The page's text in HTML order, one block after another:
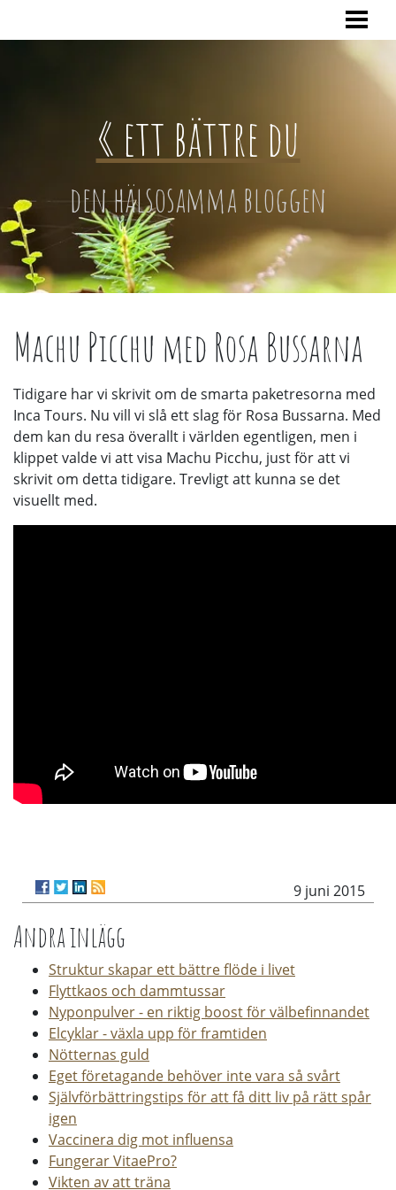
« ett bättre du
den hälsosamma bloggen
Machu Picchu med Rosa Bussarna
Tidigare har vi skrivit om de smarta paketresorna med
Inca Tours. Nu vill vi slå ett slag för Rosa Bussarna. Med
dem kan du resa överallt i världen egentligen, men i
klippet valde vi att visa Machu Picchu, just för att vi
skrivit om detta tidigare. Trevligt att kunna se det
visuellt med.
9 juni 2015
Andra inlägg
Struktur skapar ett bättre flöde i livet
Flyttkaos och dammtussar
Nyponpulver - en riktig boost för välbefinnandet
Elcyklar - växla upp för framtiden
Nötternas guld
Eget företagande behöver inte vara så svårt
Självförbättringstips för att få ditt liv på rätt spår
igen
Vaccinera dig mot influensa
Fungerar VitaePro?
Vikten av att träna